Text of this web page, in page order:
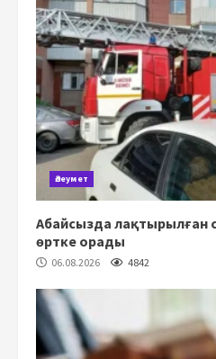
Әлеумет
Абайсызда лақтырылған
өртке орады
06.08.2026 4842